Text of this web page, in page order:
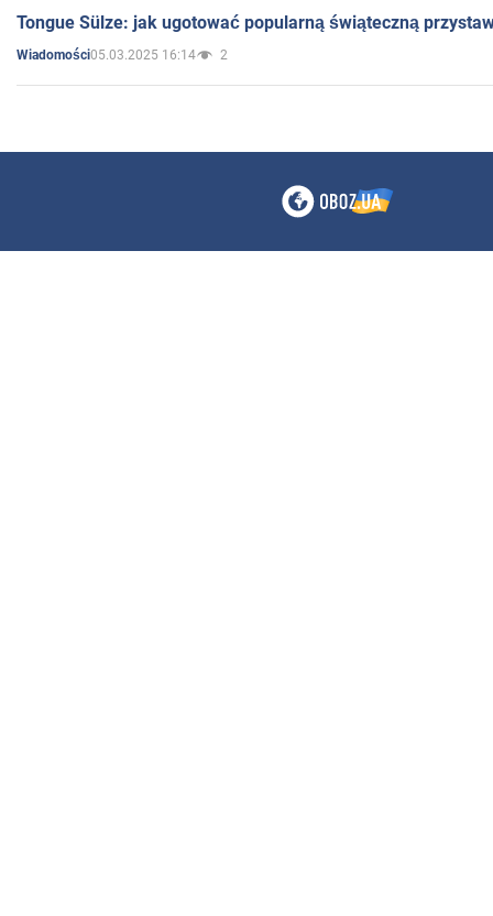
Tongue Sülze: jak ugotować popularną świąteczną
Wiadomości05.03.2025 16:14 2